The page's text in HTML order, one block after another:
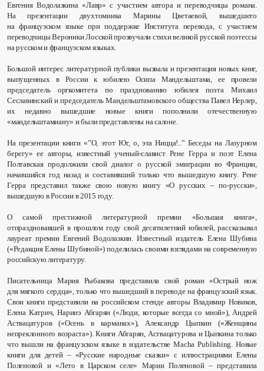
Евгения Водолазкина «Лавр» с участием автора и переводчицы романа.
На презентации двухтомника Марины Цветаевой, вышедшего
на французском языке при поддержке Института перевода, с участием
переводчицы Вероники Лосской прозвучали стихи великой русской поэтессы
на русском и французском языках.
Большой интерес литературной публики вызвала и презентация новых книг,
выпущенных в России к юбилею Осипа Мандельштама, ее провели
председатель оргкомитета по празднованию юбилея поэта Михаил
Сеславинский и председатель Мандельштамовского общества Павел Нерлер,
их недавно вышедшие новые книги пополнили отечественную
«мандельштамиану» и были представлены на салоне.
На презентации книги «”О, этот Юг, о, эта Ницца!..” Беседы на Лазурном
берегу» ее авторы, известный ученый-славист Рене Герра и поэт Елена
Полтавская продолжили свой диалог о русской эмиграции во Франции,
начавшийся год назад и составивший только что вышедшую книгу. Рене
Герра представил также свою новую книгу «О русских – по-русски»,
вышедшую в России в 2015 году.
О самой престижной литературной премии «Большая книга»,
отпраздновавшей в прошлом году свой десятилетний юбилей, рассказывал
лауреат премии Евгений Водолазкин. Известный издатель Елена Шубина
(«Редакция Елены Шубиной») поделилась своими взглядами на современную
российскую литературу.
Писательница Мария Рыбакова представила свой роман «Острый нож
для мягкого сердца», только что вышедший в переводе на французский язык.
Свои книги представили на российском стенде авторы Владимир Новиков,
Елена Катрич, Наринэ Абгарян («Люди, которые всегда со мной»), Андрей
Аствацатуров («Осень в карманах»), Александр Цыпкин («Женщины
непреклонного возраста»). Книги Абгарян, Аствацатурова и Цыпкина только
что вышли на французском языке в издательстве Macha Publishing. Новые
книги для детей – «Русские народные сказки» с иллюстрациями Елены
Поленовой и «Лето в Царском селе» Марии Поленовой – представила